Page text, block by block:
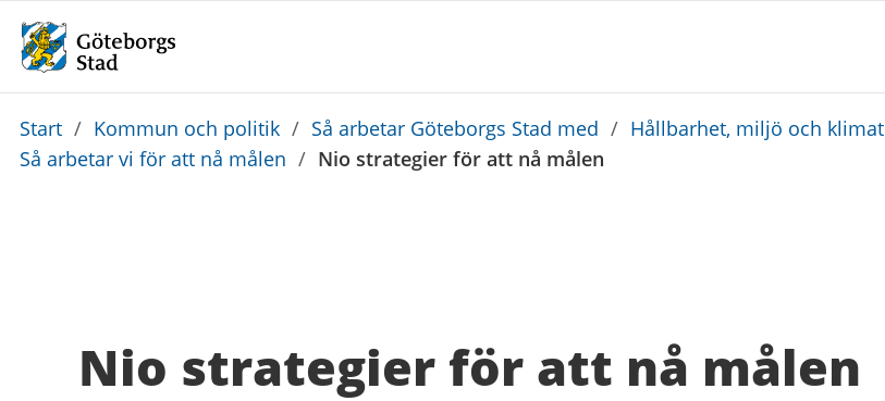
Du
är
Start / Kommun och politik / Så arbetar Göteborgs Stad med / Hållbarhet, miljö och klimat
Så arbetar vi för att nå målen / Nio strategier för att nå målen
Nio strategier för att nå målen